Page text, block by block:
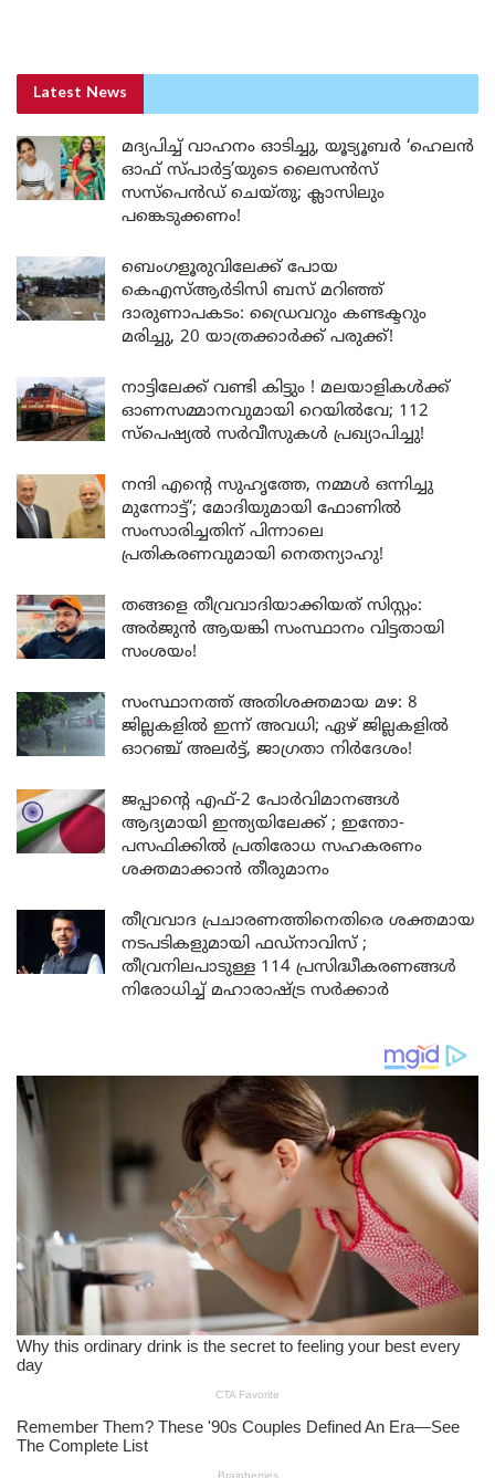
Latest News
മദ്യപിച്ച് വാഹനം ഓടിച്ചു, യൂട്യൂബർ ‘ഹെലൻ
ഓഫ് സ്പാർട്ട’യുടെ ലൈസൻസ്
സസ്പെൻഡ് ചെയ്തു; ക്ലാസിലും
പങ്കെടുക്കണം!
ബെംഗളൂരുവിലേക്ക് പോയ
കെഎസ്ആർടിസി ബസ് മറിഞ്ഞ്
ദാരുണാപകടം: ഡ്രൈവറും കണ്ടക്ടറും
മരിച്ചു, 20 യാത്രക്കാർക്ക് പരുക്ക്!
നാട്ടിലേക്ക് വണ്ടി കിട്ടും ! മലയാളികൾക്ക്
ഓണസമ്മാനവുമായി റെയിൽവേ; 112
സ്പെഷ്യൽ സർവീസുകൾ പ്രഖ്യാപിച്ചു!
നന്ദി എൻ്റെ സുഹൃത്തേ, നമ്മൾ ഒന്നിച്ചു
മുന്നോട്ട്’; മോദിയുമായി ഫോണിൽ
സംസാരിച്ചതിന് പിന്നാലെ
പ്രതികരണവുമായി നെതന്യാഹു!
തങ്ങളെ തീവ്രവാദിയാക്കിയത് സിസ്റ്റം:
അർജുൻ ആയങ്കി സംസ്ഥാനം വിട്ടതായി
സംശയം!
സംസ്ഥാനത്ത് അതിശക്തമായ മഴ: 8
ജില്ലകളിൽ ഇന്ന് അവധി; ഏഴ് ജില്ലകളിൽ
ഓറഞ്ച് അലർട്ട്, ജാഗ്രതാ നിർദേശം!
ജപ്പാന്റെ എഫ്-2 പോർവിമാനങ്ങൾ
ആദ്യമായി ഇന്ത്യയിലേക്ക് ; ഇന്തോ-
പസഫിക്കിൽ പ്രതിരോധ സഹകരണം
ശക്തമാക്കാൻ തീരുമാനം
തീവ്രവാദ പ്രചാരണത്തിനെതിരെ ശക്തമായ
നടപടികളുമായി ഫഡ്നാവിസ് ;
തീവ്രനിലപാടുള്ള 114 പ്രസിദ്ധീകരണങ്ങൾ
നിരോധിച്ച് മഹാരാഷ്ട്ര സർക്കാർ